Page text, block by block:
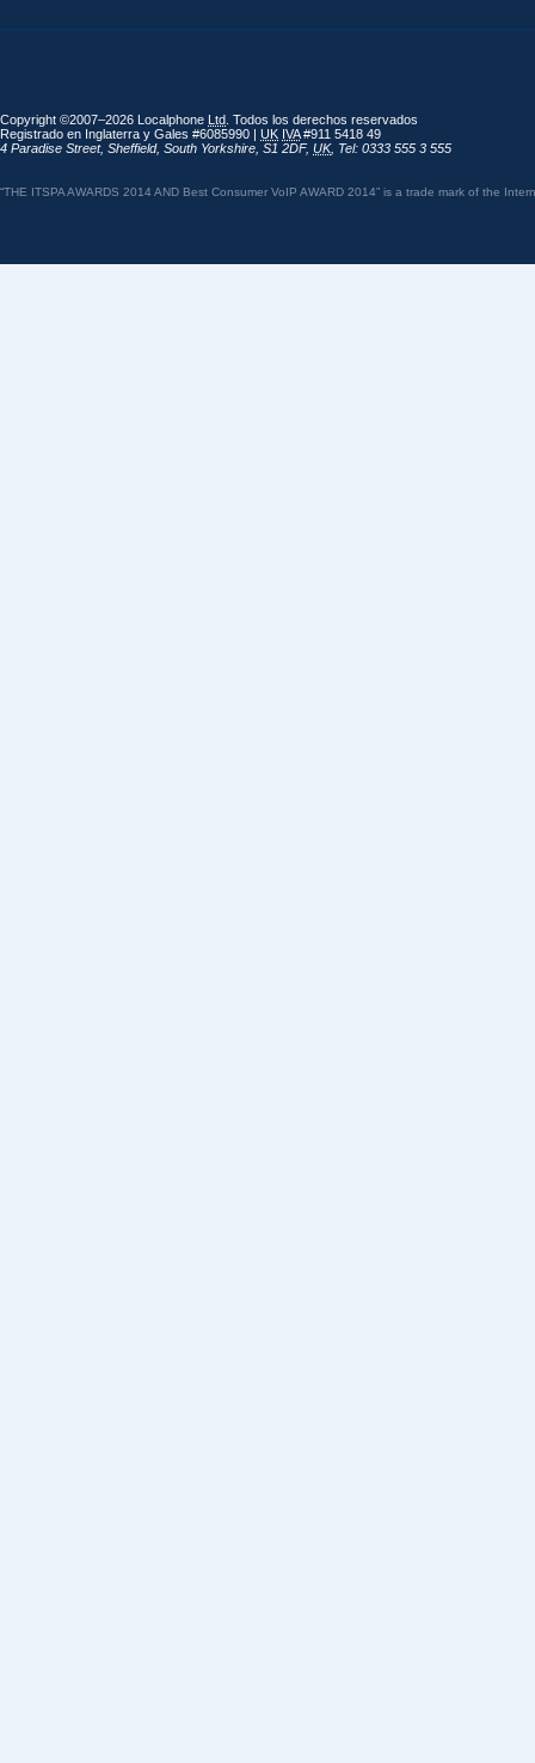
Copyright ©2007–2026 Localphone Ltd . Todos los derechos reservados
Registrado en Inglaterra y Gales #6085990 | UK IVA#911 5418 49
4 Paradise Street, Sheffield, South Yorkshire S1 2DF, UK, Tel: 0333 555 3 555
“THE ITSPA AWARDS 2014 AND Best Consumer VoIP AWARD 2014” is a trade mark of the